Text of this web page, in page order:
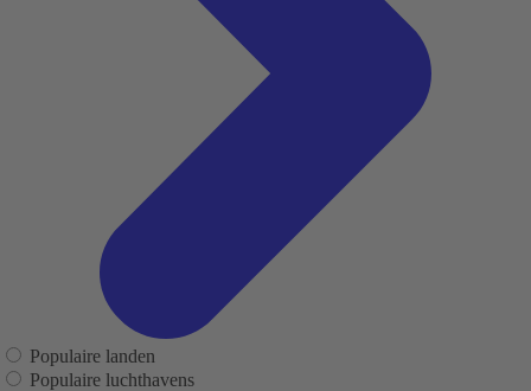
Populaire landen
Populaire luchthavens